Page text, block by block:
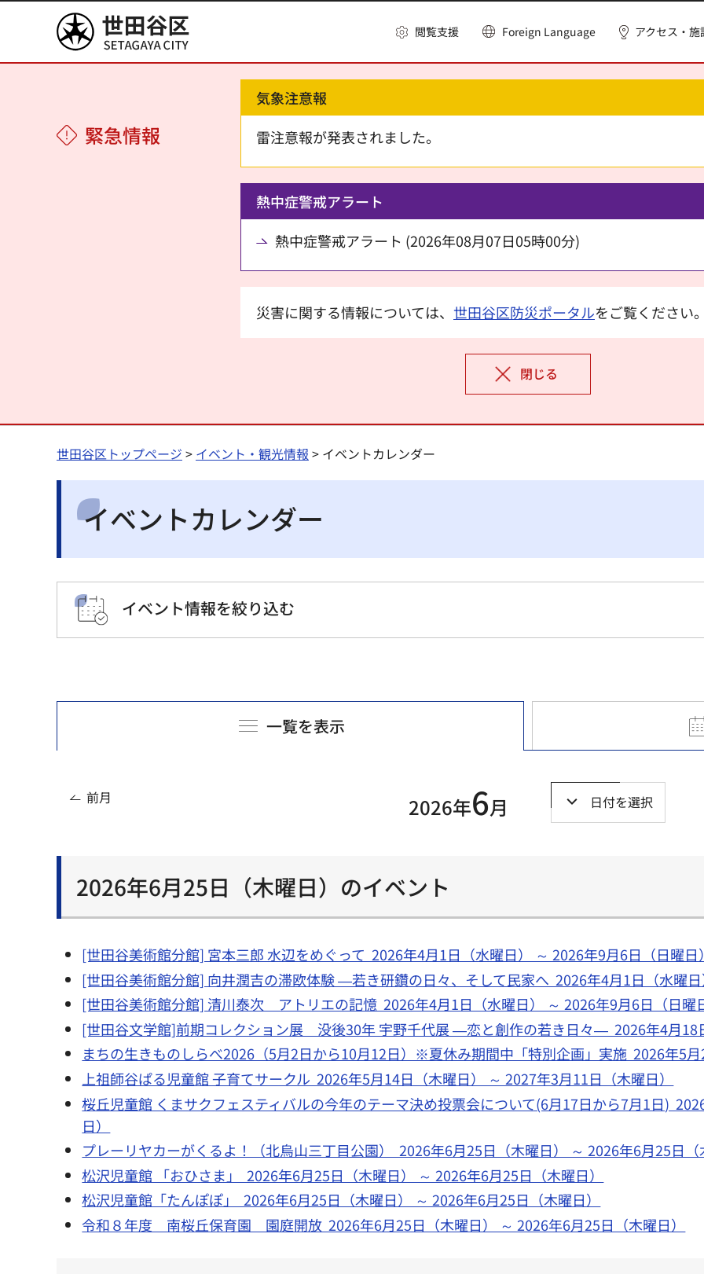
世田谷区 閲覧支援 Foreign Language アクセス・施
緊急情報
気象注意報
雷注意報が発表されました。
熱中症警戒アラート
熱中症警戒アラート (2026年08月07日05時00分)
災害に関する情報については、 世田谷区防災ポータルをご覧ください。
閉じる
世田谷区トップページ > イベント・観光情報 > イベントカレンダー
イベントカレンダー
イベント情報を絞り込む
一覧を表示
前月 2026年6月 日付を選択
2026年6月25日（木曜日）のイベント
[世田谷美術館分館] 宮本三郎 水辺をめぐって 2026年4月1日（水曜日） ～ 2026年9月6日（日曜日）
[世田谷美術館分館] 向井潤吉の滞欧体験 ―若き研鑽の日々、そして民家へ 2026年4月1日（水曜日
[世田谷美術館分館] 清川泰次 アトリエの記憶 2026年4月1日（水曜日） ～ 2026年9月6日（日曜
[世田谷文学館]前期コレクション展 没後30年 宇野千代展 ―恋と創作の若き日々― 2026年4月18
まちの生きものしらべ2026（5月2日から10月12日）※夏休み期間中「特別企画」実施 2026年5月
上祖師谷ぱる児童館 子育てサークル 2026年5月14日（木曜日） ～ 2027年3月11日（木曜日）
桜丘児童館 くまサクフェスティバルの今年のテーマ決め投票会について(6月17日から7月1日)
日）
プレーリヤカーがくるよ！（北烏山三丁目公園） 2026年6月25日（木曜日） ～ 2026年6月25日（
松沢児童館 「おひさま」 2026年6月25日（木曜日） ～ 2026年6月25日（木曜日）
松沢児童館「たんぽぽ」 2026年6月25日（木曜日） ～ 2026年6月25日（木曜日）
令和８年度 南桜丘保育園 園庭開放 2026年6月25日（木曜日） ～ 2026年6月25日（木曜日）